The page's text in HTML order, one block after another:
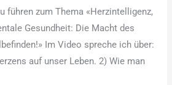
führen zum Thema «Herzintelligenz,
Gesundheit: Die Macht des
Im Video spreche ich über:
auf unser Leben. 2) Wie man